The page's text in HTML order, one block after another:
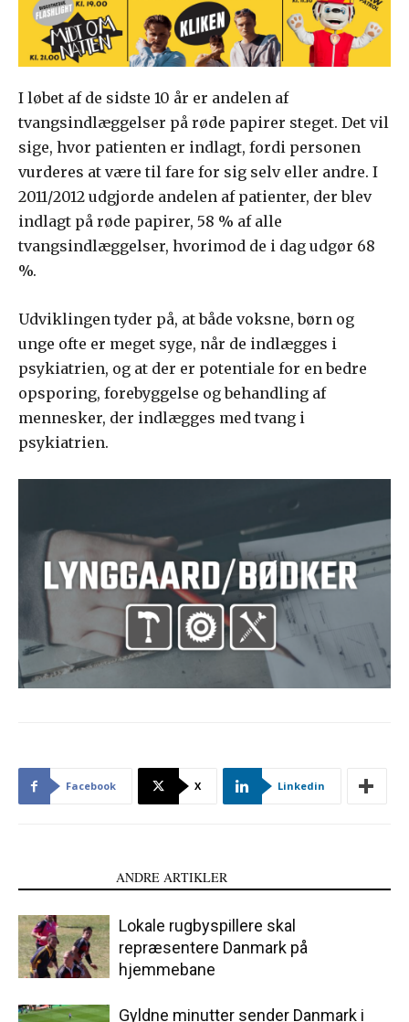
I løbet af de sidste 10 år er andelen af
tvangsindlæggelser på røde papirer steget. Det vil
sige, hvor patienten er indlagt, fordi personen
vurderes at være til fare for sig selv eller andre. I
2011/2012 udgjorde andelen af patienter, der blev
indlagt på røde papirer, 58 % af alle
tvangsindlæggelser, hvorimod de i dag udgør 68
%.
Udviklingen tyder på, at både voksne, børn og
unge ofte er meget syge, når de indlægges i
psykiatrien, og at der er potentiale for en bedre
opsporing, forebyggelse og behandling af
mennesker, der indlægges med tvang i
psykiatrien.
Facebook X Linkedin
ANDRE ARTIKLER
Lokale rugbyspillere skal
repræsentere Danmark på
hjemmebane
Gyldne minutter sender Danmark i